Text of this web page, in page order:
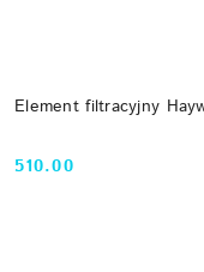
Element filtracyjny
Cena:
510.00